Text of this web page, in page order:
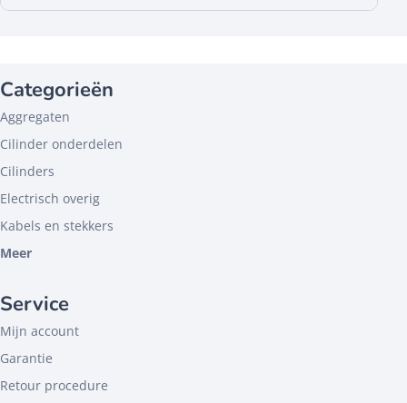
Categorieën
Aggregaten
Cilinder onderdelen
Cilinders
Electrisch overig
Kabels en stekkers
Meer
Service
Mijn account
Garantie
Retour procedure